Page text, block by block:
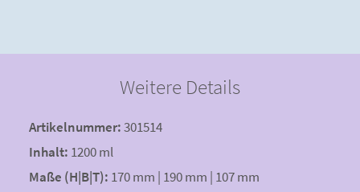
Weitere Details
Artikelnummer:301514
Inhalt: 1200 ml
Maße (H|B|T): 170 mm | 190 mm | 107 mm